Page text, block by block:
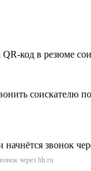
код в резюме
через hh.ru